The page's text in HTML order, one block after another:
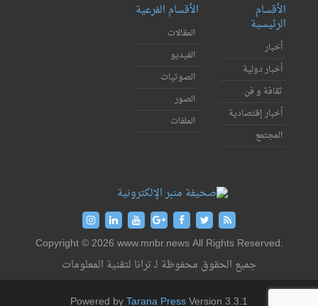
الأقسام
الرئيسية
أخبار
أخبار دولية
ثقافة و فن
أخبار إقتصادية
المجتمع
الأقسام الفرعية
المقالات
الفيديو
الصوتيات
الصور
الملفات
Copyright © 2026 www.mnbr.news All Rights Reserved.
جميع الحقوق محفوظة لـ ترانا لتقنية المعلومات
Powered byTarana PressVersion 3.3.1